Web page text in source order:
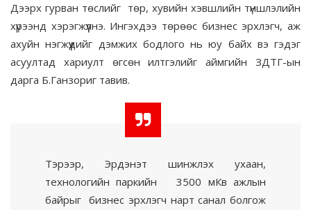
Дээрх гурван төслийг төр, хувийн хэвшлийн түншлэлийн
хүрээнд хэрэгжүүлнэ. Ингэхдээ төрөөс бизнес эрхлэгч, аж
ахуйн нэгжүүдийг дэмжих бодлого нь юу байх вэ гэдэг
асуултад хариулт өгсөн илтгэлийг аймгийн ЗДТГ-ын
дарга Б.Ганзориг тавив.
Тэрээр, Эрдэнэт шинжлэх ухаан,
технологийн паркийн 3500 мКв ажлын
байрыг бизнес эрхлэгч нарт санал болгож